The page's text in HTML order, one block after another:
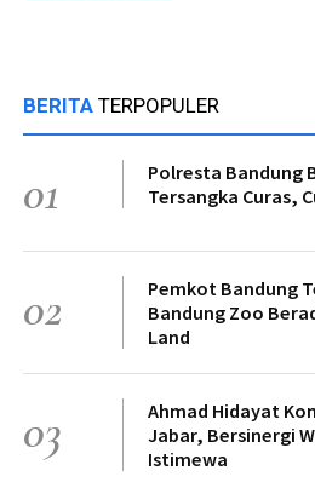
BERITA TERPOPULER
01
Polresta Bandung
Tersangka Curas,
02
Pemkot Bandung
Bandung Zoo
Land
03
Ahmad Hidayat
Jabar, Bersinergi
Istimewa